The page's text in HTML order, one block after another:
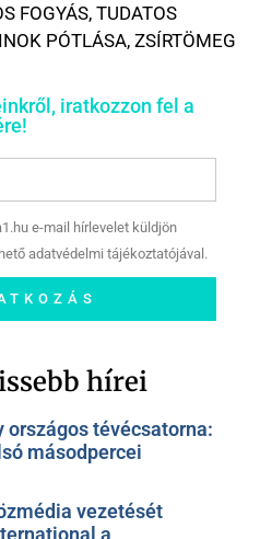
FOGYÁS, TUDATOS
PÓTLÁSA, ZSÍRTÖMEG
iratkozzon fel a
e-mail hírlevelet küldjön
adatvédelmi tájékoztatójával.
hírei
tévécsatorna:
másodpercei
vezetését
a